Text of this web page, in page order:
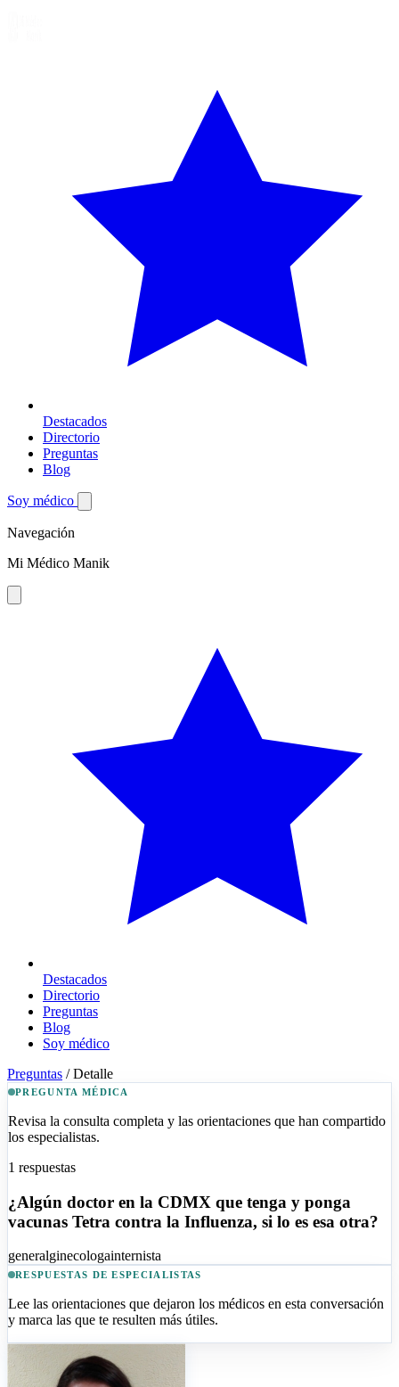
Destacados
Directorio
Preguntas
Blog
Soy médico
Navegación
Mi Médico Manik
Destacados
Directorio
Preguntas
Blog
Soy médico
Preguntas / Detalle
PREGUNTA MÉDICA
Revisa la consulta completa y las orientaciones que han compartido
los especialistas.
1 respuestas
¿Algún doctor en la CDMX que tenga y ponga
vacunas Tetra contra la Influenza, si lo es esa otra?
generalginecologainternista
RESPUESTAS DE ESPECIALISTAS
Lee las orientaciones que dejaron los médicos en esta conversación
y marca las que te resulten más útiles.